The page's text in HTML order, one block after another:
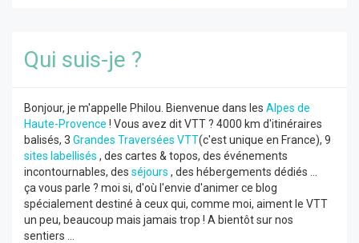
Qui suis-je ?
Bonjour, je m'appelle Philou. Bienvenue dans les Alpes de
Haute-Provence ! Vous avez dit VTT ? 4000 km d'itinéraires
balisés, 3 Grandes Traversées VTT(c'est unique en France), 9
sites labellisés , des cartes & topos, des événements
incontournables, des séjours , des hébergements dédiés ...
ça vous parle ? moi si, d'où l'envie d'animer ce blog
spécialement destiné à ceux qui, comme moi, aiment le VTT
un peu, beaucoup mais jamais trop ! A bientôt sur nos
sentiers ...